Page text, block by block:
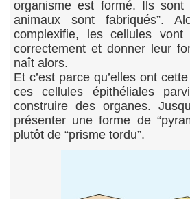
organisme est formé. Ils
animaux sont fabriqués”.
complexifie, les cellules vont
correctement et donner leur
naît alors.
Et c’est parce qu’elles ont
ces cellules épithéliales
construire des organes.
présenter une forme de
plutôt de “prisme tordu”.